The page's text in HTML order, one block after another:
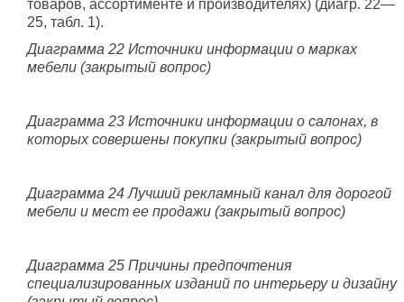
товаров, ассортименте и производителях) (диагр. 22—
25, табл. 1).
Диаграмма 22 Источники информации о марках
мебели (закрытый вопрос)
Диаграмма 23 Источники информации о салонах, в
которых совершены покупки (закрытый вопрос)
Диаграмма 24 Лучший рекламный канал для дорогой
мебели и мест ее продажи (закрытый вопрос)
Диаграмма 25 Причины предпочтения
специализированных изданий по интерьеру и дизайну